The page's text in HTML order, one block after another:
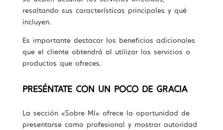
resaltando sus características principales y qué
incluyen.
Es importante destacar los beneficios adicionales
que el cliente obtendrá al utilizar los servicios o
productos que ofreces.
PRESÉNTATE CON UN POCO DE GRACIA
La sección «Sobre Mí» ofrece la oportunidad de
presentarse como profesional y mostrar autoridad